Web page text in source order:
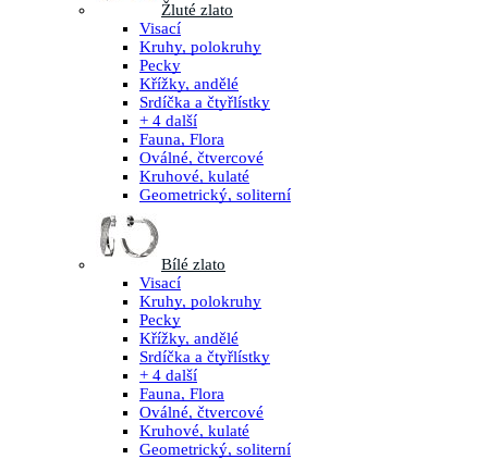
Žluté zlato
Visací
Kruhy, polokruhy
Pecky
Křížky, andělé
Srdíčka a čtyřlístky
+ 4 další
Fauna, Flora
Oválné, čtvercové
Kruhové, kulaté
Geometrický, soliterní
Bílé zlato
Visací
Kruhy, polokruhy
Pecky
Křížky, andělé
Srdíčka a čtyřlístky
+ 4 další
Fauna, Flora
Oválné, čtvercové
Kruhové, kulaté
Geometrický, soliterní